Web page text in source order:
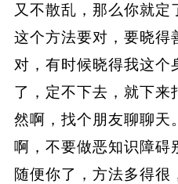
又不散乱，那么你就定
这个方法要对，要晓得
对，有时候晓得我这个
了，定不下去，就下来
然啊，找个朋友聊聊天
啊，不要做恶知识障
随便你了，方法多得很